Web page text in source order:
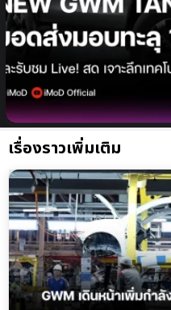
GWM จุดพลุฉลอง
DIESEL” กับยอดส่งมอบ
เตรียมรับชม Live! เจาะลึ
ครั้งแรกในไทย ในงาน
NIGHT”
เรื่องราวเพิ่มเติม